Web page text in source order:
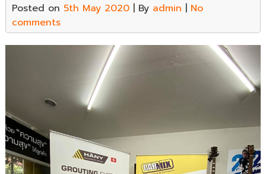
Posted on 5th May 2020| By admin | No
comments